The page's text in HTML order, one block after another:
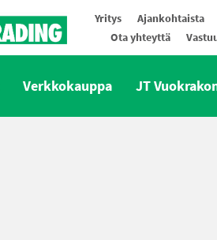
Yritys Ajankohtaista
Ota yhteyttä
Verkkokauppa JT